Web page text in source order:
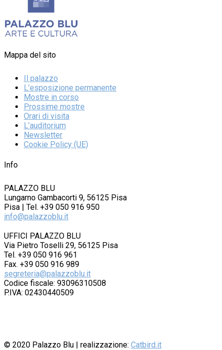
Mappa del sito
Il palazzo
L’esposizione permanente
Mostre in corso
Prossime mostre
Orari di visita
L’auditorium
Newsletter
Cookie Policy (UE)
Info
PALAZZO BLU
Lungarno Gambacorti 9, 56125 Pisa
Pisa | Tel. +39 050 916 950
info@palazzoblu.it
UFFICI PALAZZO BLU
Via Pietro Toselli 29, 56125 Pisa
Tel. +39 050 916 961
Fax. +39 050 916 989
segreteria@palazzoblu.it
Codice fiscale: 93096310508
P.IVA: 02430440509
© 2020 Palazzo Blu | realizzazione: Catbird.it